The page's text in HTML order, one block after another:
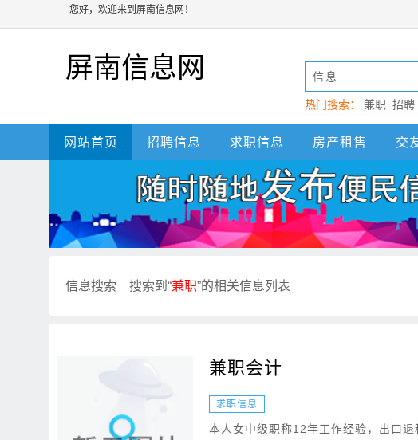
您好，欢迎来到屏南信息网！
屏南信息网 信息
热门搜索： 兼职 招聘
动 屏南
网站首页 招聘信息 求职信息 房产租售 交
信息搜索 搜索到“兼职”的相关信息列表
兼职会计
求职信息
本人女中级职称12年工作经验，出口退